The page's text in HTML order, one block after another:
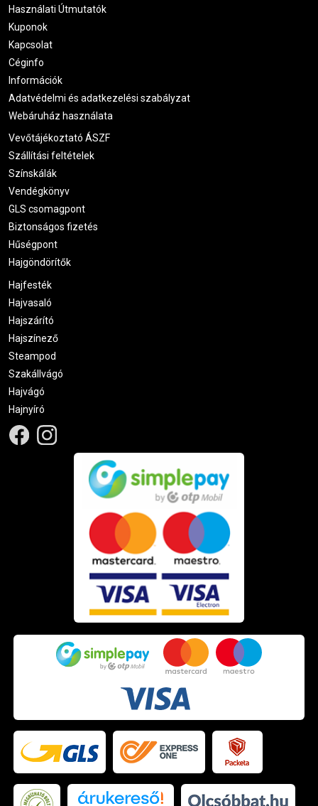
Használati Útmutatók
Kuponok
Kapcsolat
Céginfo
Információk
Adatvédelmi és adatkezelési szabályzat
Webáruház használata
Vevőtájékoztató ÁSZF
Szállítási feltételek
Színskálák
Vendégkönyv
GLS csomagpont
Biztonságos fizetés
Hűségpont
Hajgöndörítők
Hajfesték
Hajvasaló
Hajszárító
Hajszínező
Steampod
Szakállvágó
Hajvágó
Hajnyíró